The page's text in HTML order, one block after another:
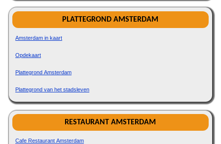
PLATTEGROND AMSTERDAM
Amsterdam in kaart
Opdekaart
Plattegrond Amsterdam
Plattegrond van het stadsleven
RESTAURANT AMSTERDAM
Cafe Restaurant Amsterdam